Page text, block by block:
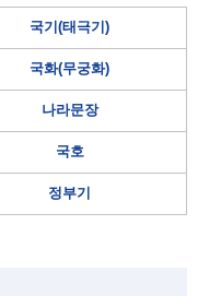
국기(태극기)
국화(무궁화)
나라문장
국호
정부기